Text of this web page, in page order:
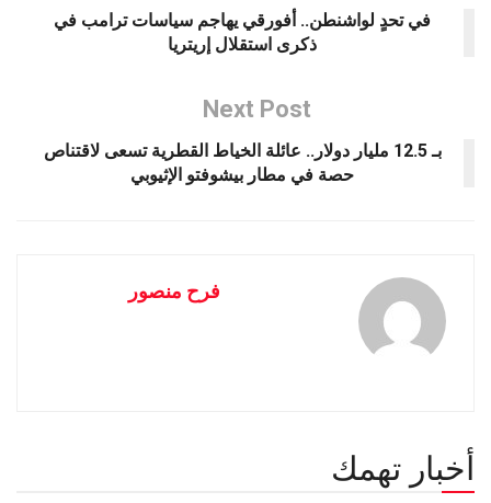
في تحدٍ لواشنطن.. أفورقي يهاجم سياسات ترامب في
ذكرى استقلال إريتريا
Next Post
بـ 12.5 مليار دولار.. عائلة الخياط القطرية تسعى لاقتناص
حصة في مطار بيشوفتو الإثيوبي
فرح منصور
أخبار تهمك